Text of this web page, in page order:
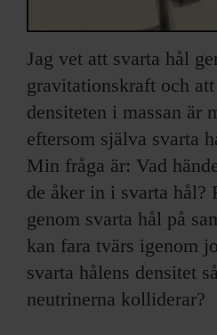
OM F&F
Jag vet att svarta hål
gravitationskraft och
densiteten i massan är
eftersom själva svarta
Min fråga är: Vad
de åker in i svarta hål?
genom svarta hål på
kan fara tvärs igenom
svarta hålens densitet
neutrinerna kolliderar?